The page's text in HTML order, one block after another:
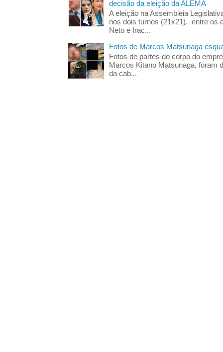
decisão da eleição da ALEMA
A eleição na Assembleia
nos dois turnos (21x21), entre os
Neto e Irac...
Fotos de Marcos Matsunaga
Fotos de partes do corpo do
Marcos Kitano Matsunaga, foram
da cab...